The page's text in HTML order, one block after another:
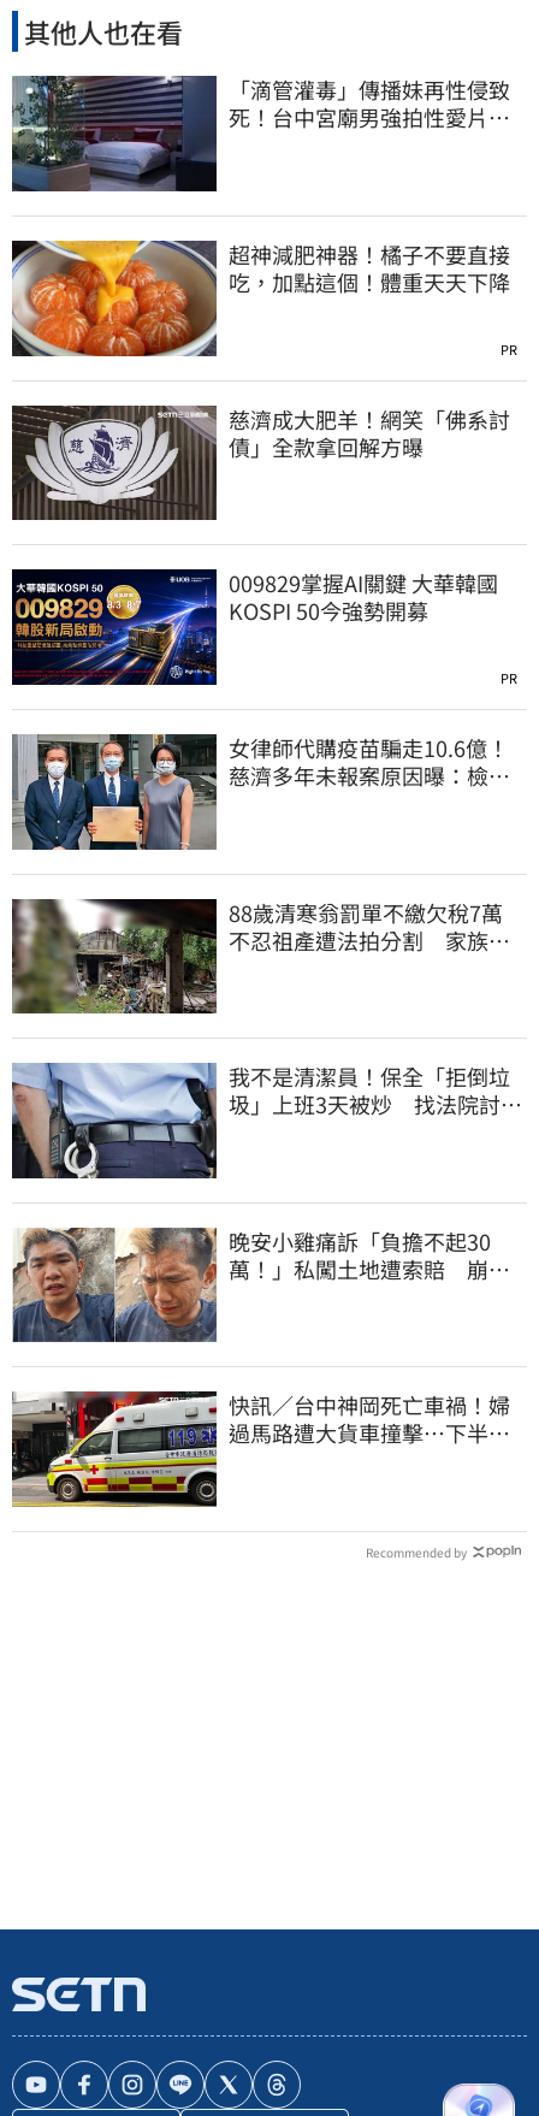
其他人也在看
「滴管灌毒」傳播妹再性侵致
死！台中宮廟男強拍性愛片
超神減肥神器！橘子不要直接
吃，加點這個！體重天天下降
PR
慈濟成大肥羊！網笑「佛系討
債」全款拿回解方曝
009829掌握AI關鍵 大華韓國
KOSPI 50今強勢開募
PR
女律師代購疫苗騙走10.6億！
慈濟多年未報案原因曝：檢警
88歲清寒翁罰單不繳欠稅7萬
不忍祖產遭法拍分割 家族按
我不是清潔員！保全「拒倒垃
圾」上班3天被炒 找法院討公
晚安小雞痛訴「負擔不起30
萬！」私闖土地遭索賠 崩
快訊／台中神岡死亡車禍！婦
過馬路遭大貨車撞擊…下半身
Recommended by